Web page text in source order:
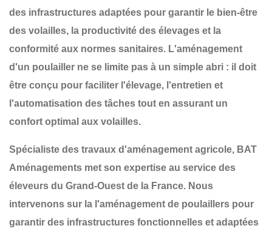
des infrastructures adaptées pour garantir le bien-être
des volailles, la productivité des élevages et la
conformité aux normes sanitaires. L'aménagement
d'un poulailler ne se limite pas à un simple abri : il doit
être conçu pour faciliter l'élevage, l'entretien et
l'automatisation des tâches tout en assurant un
confort optimal aux volailles.
Spécialiste des travaux d'aménagement agricole, BAT
Aménagements met son expertise au service des
éleveurs du Grand-Ouest de la France. Nous
intervenons sur la l'aménagement de poulaillers pour
garantir des infrastructures fonctionnelles et adaptées